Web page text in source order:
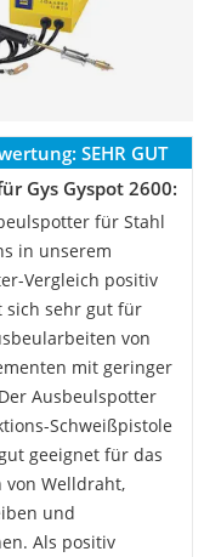
SEHR GUT
Gys Gyspot 2600:
für Stahl
in unserem
Vergleich positiv
sich sehr gut für
von
mit geringer
Ausbeulspotter
Schweißpistole
geeignet für das
von Welldraht,
und
Als positiv